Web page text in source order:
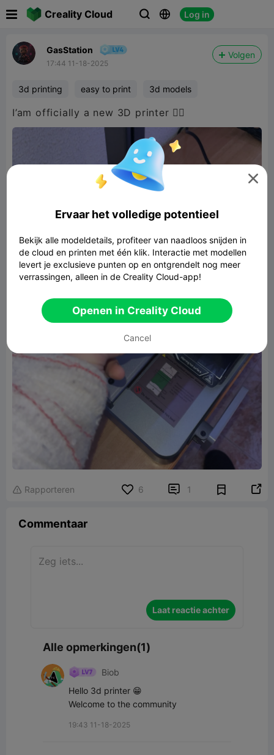
Creality Cloud   Log in
GasStation
17:44 11-18-2025
Volgen
3d printing easy to print 3d models
I’am officially a new 3D printer 🙂‍↔️
 Rapporteren 6  1 
Commentaar
Laat reactie achter
Alle opmerkingen(1)
Biob
Hello 3d printer 😁
Welcome to the community
19:43 11-18-2025

Ervaar het volledige potentieel
Bekijk alle modeldetails, profiteer van naadloos snijden in
de cloud en printen met één klik. Interactie met modellen
levert je exclusieve punten op en ontgrendelt nog meer
verrassingen, alleen in de Creality Cloud-app!
Openen in Creality Cloud
Cancel